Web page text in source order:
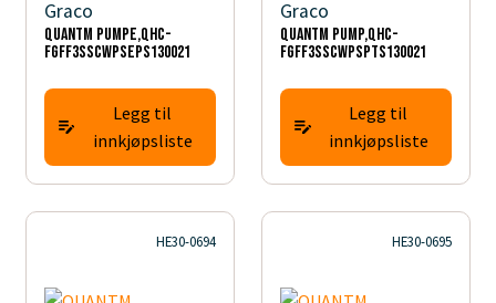
Graco
QUANTM PUMPE,QHC-
FGFF3SSCWPSEPS130021
Legg til
innkjøpsliste
Graco
QUANTM PUMP,QHC-
FGFF3SSCWPSPTS130021
Legg til
innkjøpsliste
HE30-0694 HE30-0695